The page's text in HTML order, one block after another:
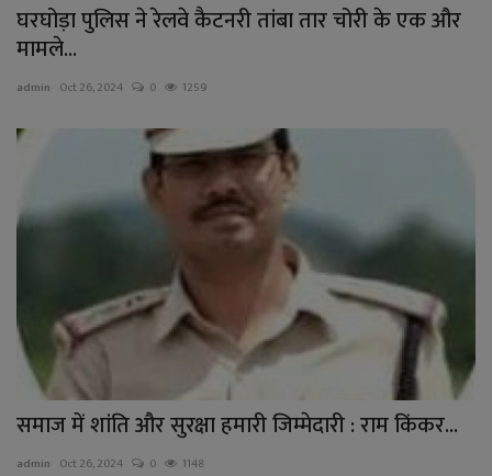
घरघोड़ा पुलिस ने रेलवे कैटनरी तांबा तार चोरी के एक और
मामले...
admin Oct 26, 2024 0 1259
समाज में शांति और सुरक्षा हमारी जिम्मेदारी : राम किंकर...
admin Oct 26, 2024 0 1148